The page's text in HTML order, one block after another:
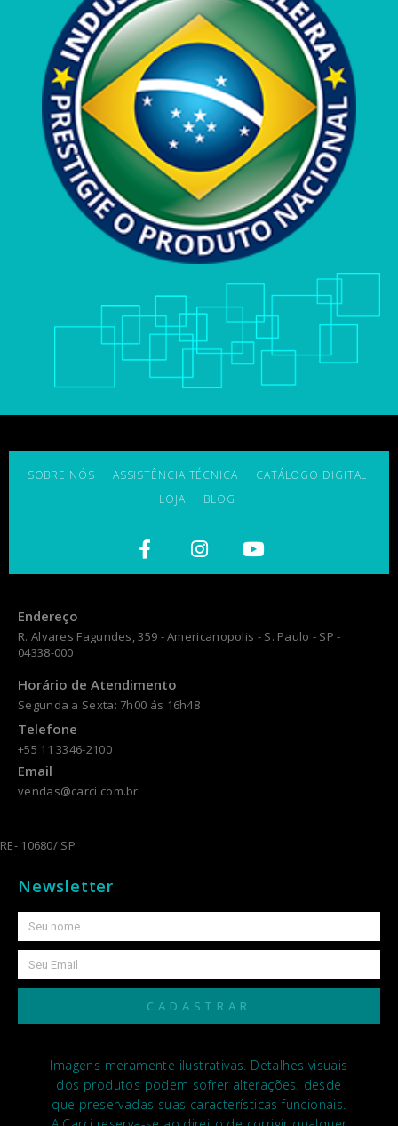
SOBRE NÓS ASSISTÊNCIA TÉCNICA
CATÁLOGO DIGITAL
LOJA
BLOG
Endereço
R. Alvares Fagundes, 359 - Americanopolis - S. Paulo - SP -
04338-000
Horário de Atendimento
Segunda a Sexta: 7h00 ás 16h48
Telefone
+55 11 3346-2100
Email
vendas@carci.com.br
RE- 10680/ SP
Newsletter
CADASTRAR
Imagens meramente ilustrativas. Detalhes visuais
dos produtos podem sofrer alterações, desde
que preservadas suas características funcionais.